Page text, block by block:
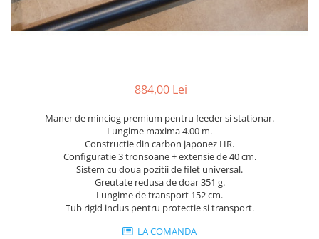
884,00 Lei
Maner de minciog premium pentru feeder si stationar.
Lungime maxima 4.00 m.
Constructie din carbon japonez HR.
Configuratie 3 tronsoane + extensie de 40 cm.
Sistem cu doua pozitii de filet universal.
Greutate redusa de doar 351 g.
Lungime de transport 152 cm.
Tub rigid inclus pentru protectie si transport.
LA COMANDA